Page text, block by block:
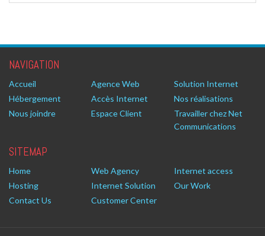
NAVIGATION
Accueil Agence Web
Solution Internet
Hébergement
Accès Internet
Nos réalisations
Nous joindre
Espace Client
Travailler chez Net
Communications
SITEMAP
Home Web Agency
Internet access
Hosting
Internet Solution
Our Work
Contact Us
Customer Center